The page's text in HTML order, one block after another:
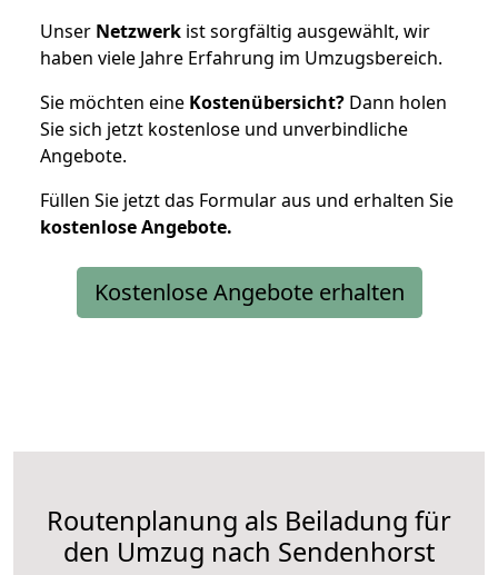
Unser Netzwerk ist sorgfältig ausgewählt, wir
haben viele Jahre Erfahrung im Umzugsbereich.
Sie möchten eine Kostenübersicht? Dann holen
Sie sich jetzt kostenlose und unverbindliche
Angebote.
Füllen Sie jetzt das Formular aus und erhalten Sie
kostenloseAngebote.
Kostenlose Angebote erhalten
Routenplanung als Beiladung für
den Umzug nach Sendenhorst